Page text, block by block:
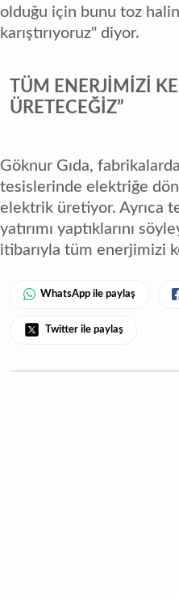
olduğu için bunu toz
karıştırıyoruz" diyor.
TÜM ENERJİMİZİ
ÜRETECEĞİZ”
Göknur Gıda,
tesislerinde elektriğe
elektrik üretiyor. Ayrıca
yatırımı yaptıklarını
itibarıyla tüm enerjimizi
WhatsApp ile paylaş
Twitter ile paylaş